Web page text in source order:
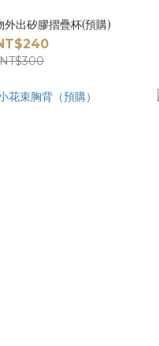
出矽膠摺疊杯(預購)
NT$300